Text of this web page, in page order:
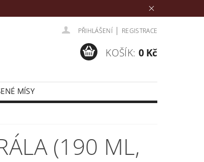
PŘIHLÁŠENÍ | REGISTRACE
KOŠÍK: 0 Kč
MÍSY
(190 ML,